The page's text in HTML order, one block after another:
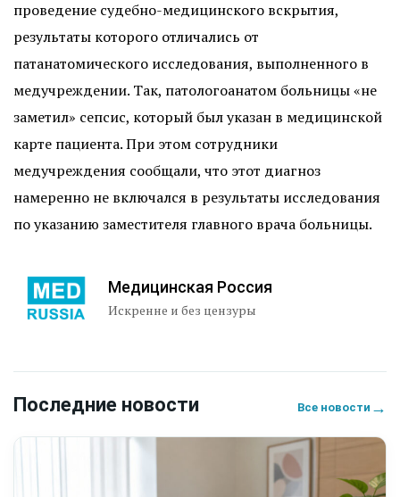
проведение судебно-медицинского вскрытия,
результаты которого отличались от
патанатомического исследования, выполненного в
медучреждении. Так, патологоанатом больницы «не
заметил» сепсис, который был указан в медицинской
карте пациента. При этом сотрудники
медучреждения сообщали, что этот диагноз
намеренно не включался в результаты исследования
по указанию заместителя главного врача больницы.
Медицинская Россия
Искренне и без цензуры
Последние новости Все новости →